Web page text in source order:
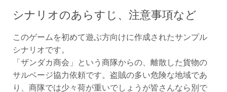
シナリオのあらすじ、注意事項など
このゲームを初めて遊ぶ方向けに作成されたサンプル
シナリオです。
「ザンダカ商会」という商隊からの、離散した貨物の
サルベージ協力依頼です。盗賊の多い危険な地域であ
り、商隊では少々荷が重いでしょうが皆さんなら別で